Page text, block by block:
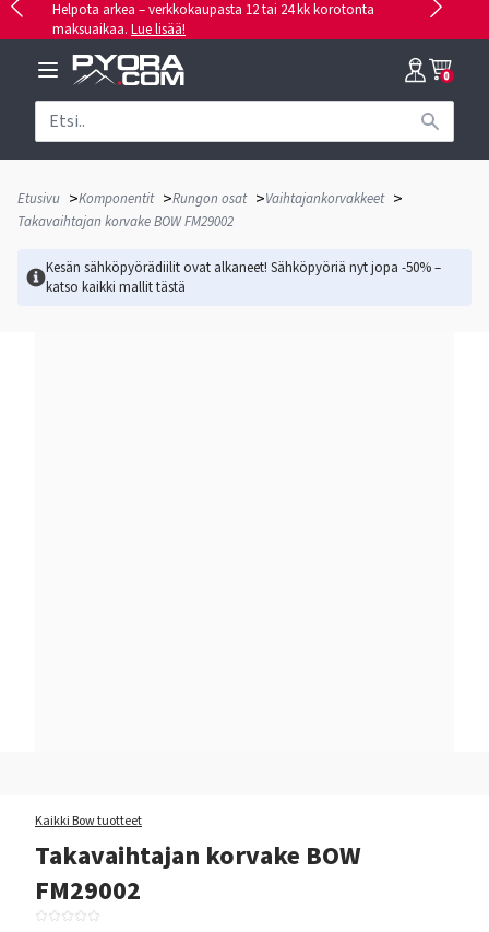
Helpota arkea – verkkokaupasta 12 tai 24 kk korotonta
maksuaikaa. Lue lisää!
0
Etusivu >Komponentit >Rungon osat >Vaihtajankorvakkeet >
Takavaihtajan korvake BOW FM29002
Kesän sähköpyörädiilit ovat alkaneet! Sähköpyöriä nyt jopa -50% –
katso kaikki mallittästä
Kaikki Bow tuotteet
Takavaihtajan korvake BOW
FM29002